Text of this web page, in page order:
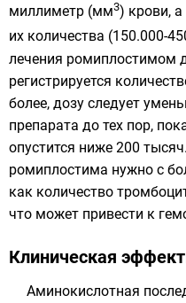
миллиметр (мм3) крови,
их количества (150.000-
лечения ромиплостимом
регистрируется
более, дозу следует
препарата до тех пор,
опустится ниже 200
ромиплостима нужно с
как количество
что может привести к
Клиническая
Аминокислотная